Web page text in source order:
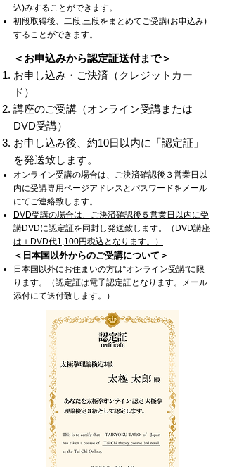
込)みすることができます。
初段取得後、二段,三段をまとめてご受講(お申込み)
することができます。
＜お申込みから認定証送付まで＞
お申し込み・ご決済（クレジットカー
ド）
講座のご受講（オンライン受講または
DVD受講）
お申し込み後、約10日以内に「認定証」
を発送致します。
オンライン受講の場合は、ご決済確認後３営業日以
内に受講専用ページアドレスとパスワードをメール
にてご連絡致します。
DVD受講の場合は、ご決済確認後 ５営業日以内に受
講DVDに認定証を同封し発送致します。（DVD講座
は＋DVD代1,100円税込となります。）
＜日本国以外からのご受講について＞​
​日本国以外にお住まいの方は“オンライン受講”に限
ります。（認定証は電子認定証となります。メール
添付にて送付致します。）